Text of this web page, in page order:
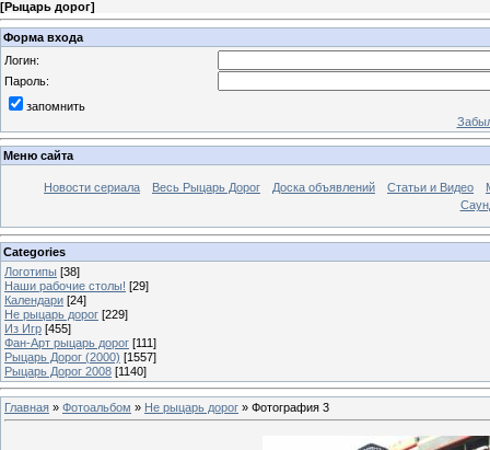
[Рыцарь дорог]
Форма входа
Логин:
Пароль:
запомнить
Меню сайта
Новости сериала Весь Рыцарь Дорог Доска объявлений Статьи и Видео
Categories
Логотипы [38]
Наши рабочие столы! [29]
Календари [24]
Не рыцарь дорог [229]
Из Игр [455]
Фан-Арт рыцарь дорог [111]
Рыцарь Дорог (2000) [1557]
Рыцарь Дорог 2008 [1140]
Главная » Фотоальбом » Не рыцарь дорог » Фотография 3